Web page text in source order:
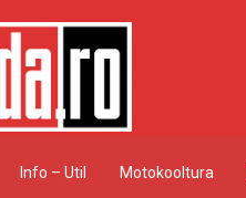
Info – Util Motokooltura